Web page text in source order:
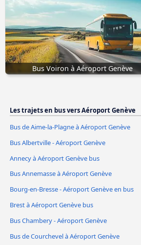
Bus Voiron à Aéroport Genève
Les trajets en bus vers Aéroport Genève
Bus de Aime-la-Plagne à Aéroport Genève
Bus Albertville - Aéroport Genève
Annecy à Aéroport Genève bus
Bus Annemasse à Aéroport Genève
Bourg-en-Bresse - Aéroport Genève en bus
Brest à Aéroport Genève bus
Bus Chambery - Aéroport Genève
Bus de Courchevel à Aéroport Genève